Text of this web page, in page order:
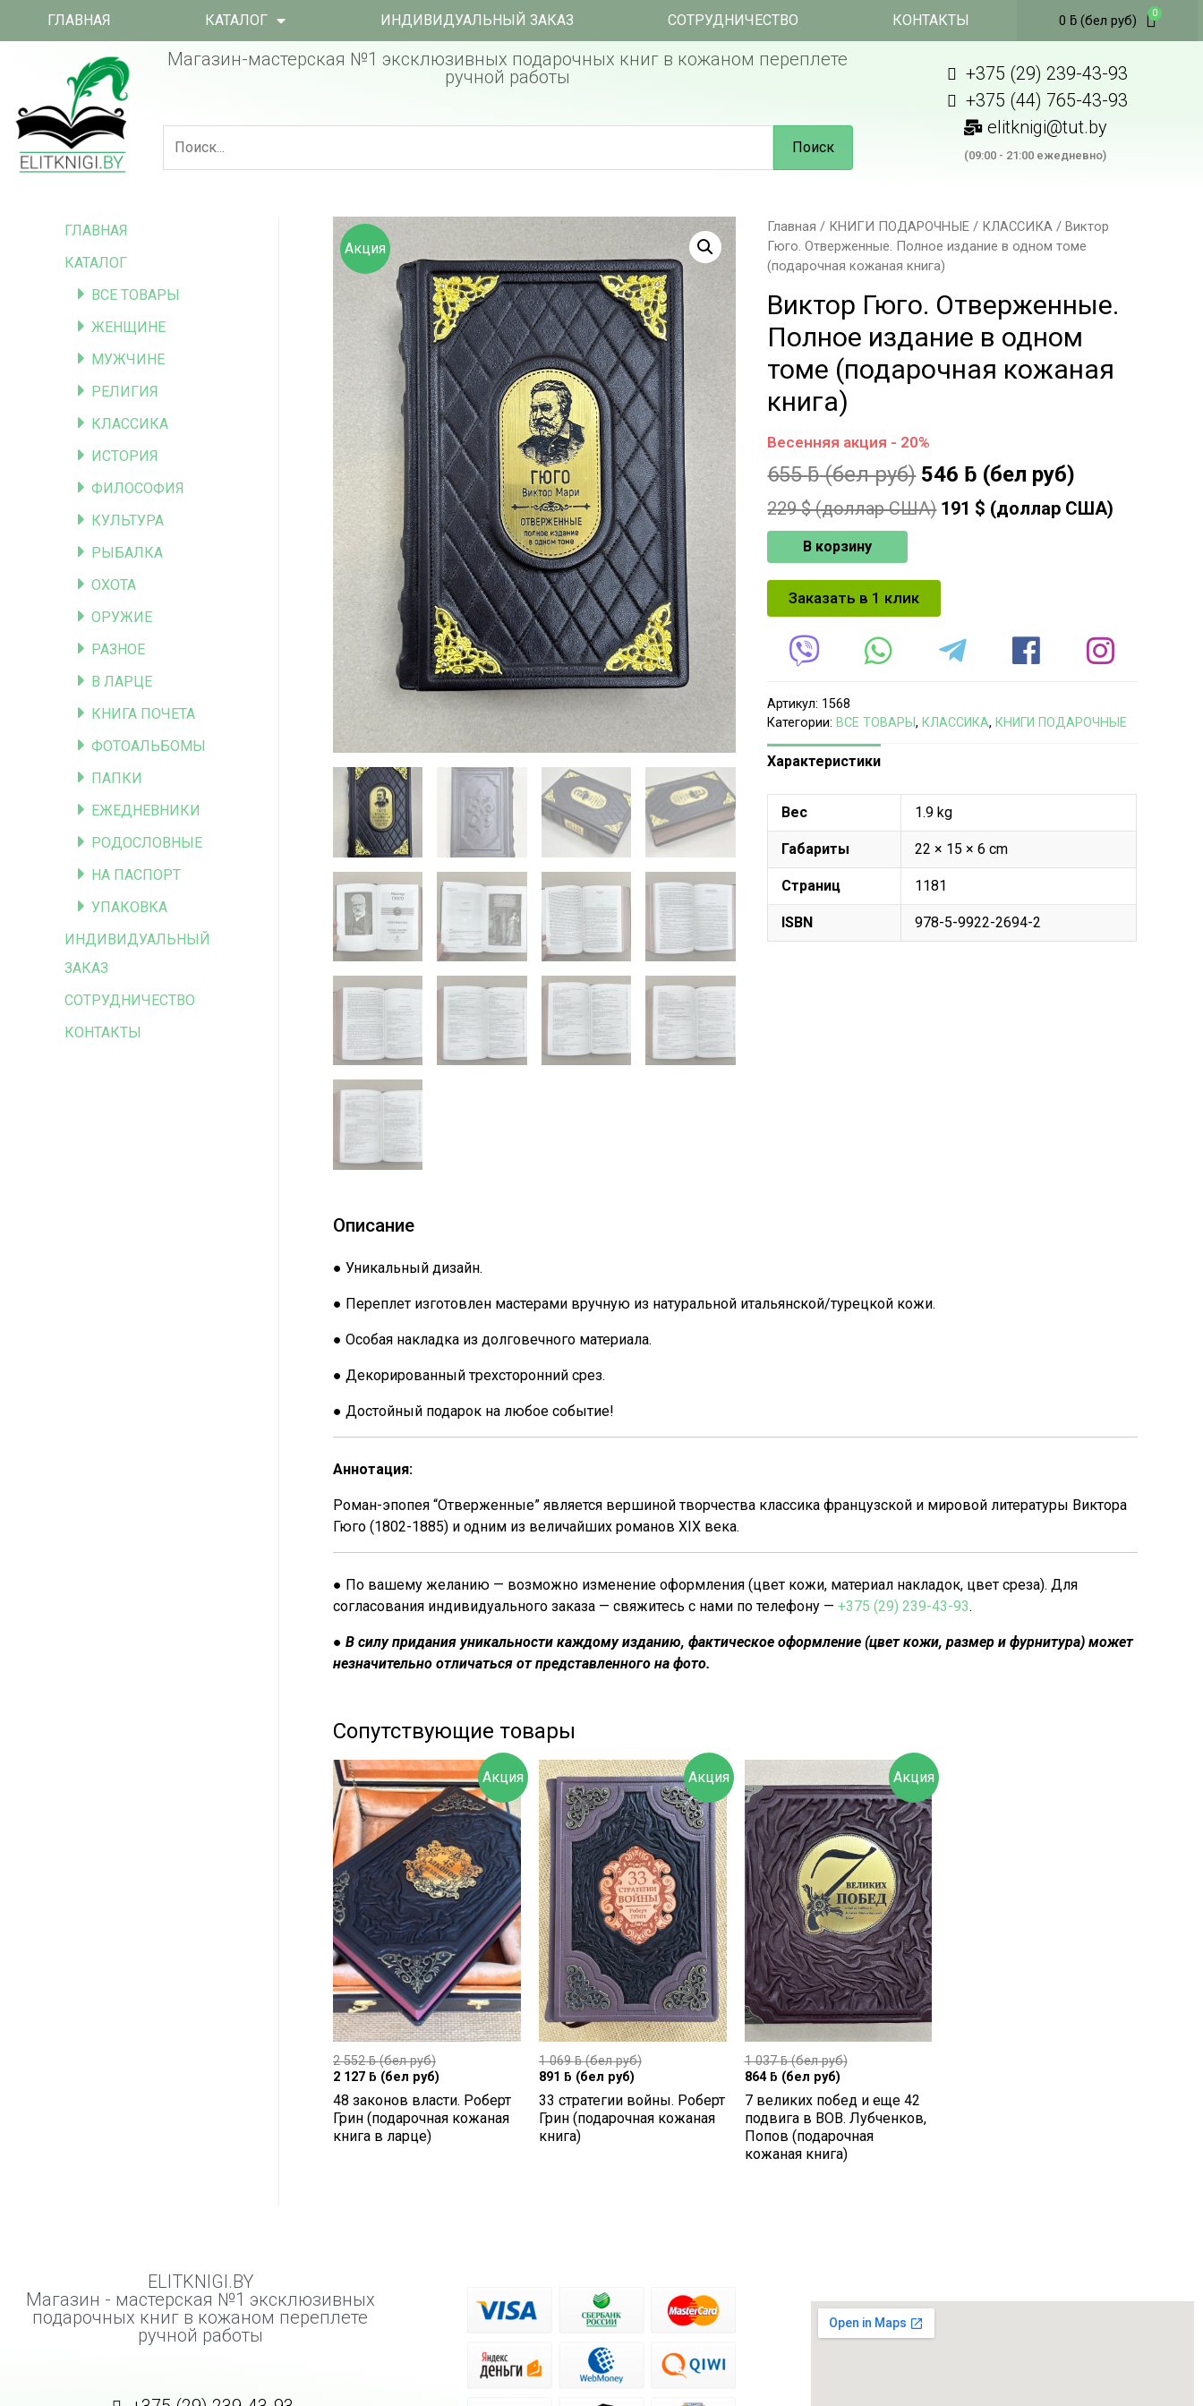
ГЛАВНАЯ КАТАЛОГ ИНДИВИДУАЛЬНЫЙ ЗАКАЗ СОТРУДНИЧЕСТВО КОНТАКТЫ 0 ƃ(бел руб)
Магазин-мастерская №1 эксклюзивных подарочных книг в кожаном переплете
ручной работы
Поиск
+375 (29) 239-43-93
+375 (44) 765-43-93
elitknigi@tut.by
(09:00 - 21:00 ежедневно)
ГЛАВНАЯ
КАТАЛОГ
ВСЕ ТОВАРЫ
ЖЕНЩИНЕ
МУЖЧИНЕ
РЕЛИГИЯ
КЛАССИКА
ИСТОРИЯ
ФИЛОСОФИЯ
КУЛЬТУРА
РЫБАЛКА
ОХОТА
ОРУЖИЕ
РАЗНОЕ
В ЛАРЦЕ
КНИГА ПОЧЕТА
ФОТОАЛЬБОМЫ
ПАПКИ
ЕЖЕДНЕВНИКИ
РОДОСЛОВНЫЕ
НА ПАСПОРТ
УПАКОВКА
ИНДИВИДУАЛЬНЫЙ
ЗАКАЗ
СОТРУДНИЧЕСТВО
КОНТАКТЫ
Акция
Главная / КНИГИ ПОДАРОЧНЫЕ / КЛАССИКА / Виктор
Гюго. Отверженные. Полное издание в одном томе
(подарочная кожаная книга)
Виктор Гюго. Отверженные.
Полное издание в одном
томе (подарочная кожаная
книга)
Весенняя акция - 20%
655ƃ(бел руб) 546 ƃ (бел руб)
229$ (доллар США) 191 $ (доллар США)
В корзину
Заказать в 1 клик
Артикул: 1568
Категории: ВСЕ ТОВАРЫ, КЛАССИКА, КНИГИ ПОДАРОЧНЫЕ
Характеристики
Вес 1.9 kg
Габариты 22 × 15 × 6 cm
Страниц 1181
ISBN 978-5-9922-2694-2
Описание
● Уникальный дизайн.
● Переплет изготовлен мастерами вручную из натуральной итальянской/турецкой кожи.
● Особая накладка из долговечного материала.
● Декорированный трехсторонний срез.
● Достойный подарок на любое событие!
Аннотация:
Роман-эпопея “Отверженные” является вершиной творчества классика французской и мировой литературы Виктора
Гюго (1802-1885) и одним из величайших романов XIX века.
● По вашему желанию — возможно изменение оформления (цвет кожи, материал накладок, цвет среза). Для
согласования индивидуального заказа — свяжитесь с нами по телефону — +375 (29) 239-43-93.
● В силу придания уникальности каждому изданию, фактическое оформление (цвет кожи, размер и фурнитура) может
незначительно отличаться от представленного на фото.
Сопутствующие товары
Акция
2 552ƃ(бел руб)
2 127 ƃ (бел руб)
48 законов власти. Роберт
Грин (подарочная кожаная
книга в ларце)
Акция
1 069ƃ(бел руб)
891 ƃ (бел руб)
33 стратегии войны. Роберт
Грин (подарочная кожаная
книга)
Акция
1 037ƃ(бел руб)
864 ƃ (бел руб)
7 великих побед и еще 42
подвига в ВОВ. Лубченков,
Попов (подарочная
кожаная книга)
ELITKNIGI.BY
Магазин - мастерская №1 эксклюзивных
подарочных книг в кожаном переплете
ручной работы